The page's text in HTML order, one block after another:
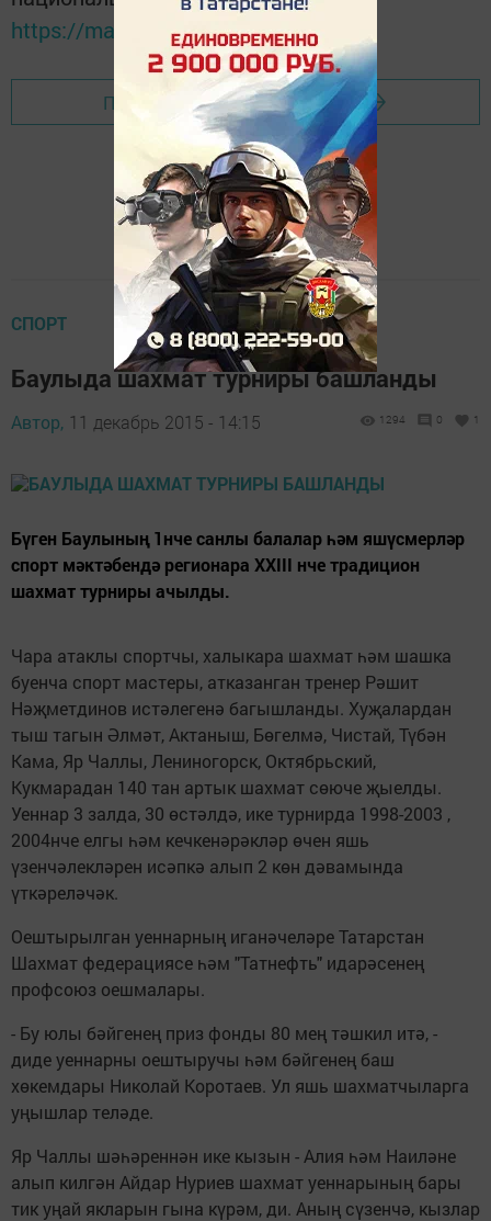
https://max.ru/tatmedia
Перейти на страницу новости
СПОРТ
Баулыда шахмат турниры башланды
Автор, 11 декабрь 2015 - 14:15 1294 0 1
Бүген Баулының 1нче санлы балалар һәм яшүсмерләр
спорт мәктәбендә регионара XXIII нче традицион
шахмат турниры ачылды.
Чара атаклы спортчы, халыкара шахмат һәм шашка
буенча спорт мастеры, атказанган тренер Рәшит
Нәҗметдинов истәлегенә багышланды. Хуҗалардан
тыш тагын Әлмәт, Актаныш, Бөгелмә, Чистай, Түбән
Кама, Яр Чаллы, Лениногорск, Октябрьский,
Кукмарадан 140 тан артык шахмат сөюче җыелды.
Уеннар 3 залда, 30 өстәлдә, ике турнирда 1998-2003 ,
2004нче елгы һәм кечкенәрәкләр өчен яшь
үзенчәлекләрен исәпкә алып 2 көн дәвамында
үткәреләчәк.
Оештырылган уеннарның иганәчеләре Татарстан
Шахмат федерациясе һәм "Татнефть" идарәсенең
профсоюз оешмалары.
- Бу юлы бәйгенең приз фонды 80 мең тәшкил итә, -
диде уеннарны оештыручы һәм бәйгенең баш
хөкемдары Николай Коротаев. Ул яшь шахматчыларга
уңышлар теләде.
Яр Чаллы шәһәреннән ике кызын - Алия һәм Наиләне
алып килгән Айдар Нуриев шахмат уеннарының бары
тик уңай якларын гына күрәм, ди. Аның сүзенчә, кызлар